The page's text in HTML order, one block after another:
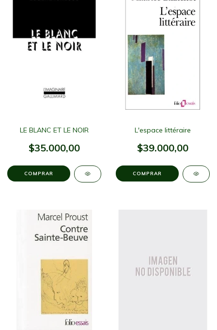
LE BLANC ET LE NOIR
$35.000,00
L'espace littéraire
$39.000,00